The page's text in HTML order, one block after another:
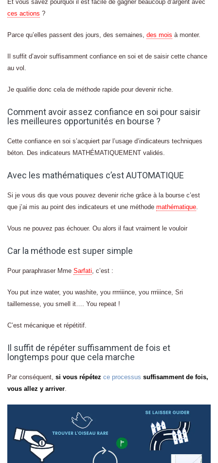
Et vous savez pourquoi il est facile de gagner beaucoup d’argent avec
ces actions ?
Parce qu’elles passent des jours, des semaines, des mois à monter.
Il suffit d’avoir suffisamment confiance en soi et de saisir cette chance
au vol.
Je qualifie donc cela de méthode rapide pour devenir riche.
Comment avoir assez confiance en soi pour saisir
les meilleures opportunités en bourse ?
Cette confiance en soi s’acquiert par l’usage d’indicateurs techniques
béton. Des indicateurs MATHÉMATIQUEMENT validés.
Avec les mathématiques c’est AUTOMATIQUE
Si je vous dis que vous pouvez devenir riche grâce à la bourse c’est
que j’ai mis au point des indicateurs et une méthode mathématique.
Vous ne pouvez pas échouer. Ou alors il faut vraiment le vouloir
Car la méthode est super simple
Pour paraphraser Mme Sarfati, c’est :
You put inze water, you washite, you rrrriiince, you rrriiince, Sri
taillemesse, you smell it…. You repeat !
C’est mécanique et répétitif.
Il suffit de répéter suffisamment de fois et
longtemps pour que cela marche
Par conséquent, si vous répétez ce processus suffisamment de fois,
vous allez y arriver.